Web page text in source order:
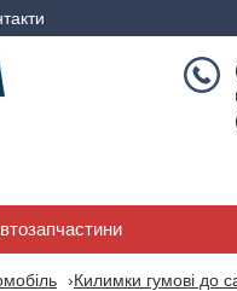
Килимки гумові до